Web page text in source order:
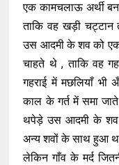
एक कामचलाऊ अर्थी
ताकि वह खड़ी
उस आदमी के शव को
चाहते थे , ताकि वह
गहराई में मछलियाँ भी
काल के गर्त में समा
थपेड़े उस आदमी के शव
अन्य शवों के साथ हुआ
लेकिन गाँव के मर्द